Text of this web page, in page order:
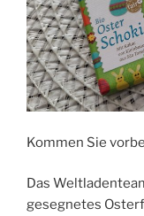
Kommen Sie
Das
gesegnetes